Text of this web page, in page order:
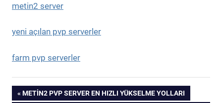
metin2 server
yeni açılan pvp serverler
farm pvp serverler
Yazı
PREVIOUS
METIN2 PVP SERVER EN HIZLI YÜKSELME YOLLARI